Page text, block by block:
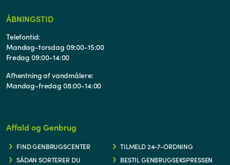
ÅBNINGSTID
Telefontid:
Mandag-torsdag 09:00-15:00
Fredag 09:00-14:00
Afhentning af vandmålere:
Mandag-fredag 08:00-14:00
Affald og Genbrug
FIND GENBRUGSCENTER
TILMELD 24-7-ORDNING
SÅDAN SORTERER DU
BESTIL GENBRUGSEKSPRESSEN